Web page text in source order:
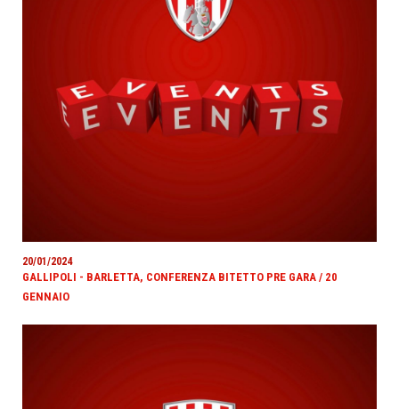
20/01/2024
GALLIPOLI - BARLETTA, CONFERENZA BITETTO PRE GARA / 20
GENNAIO